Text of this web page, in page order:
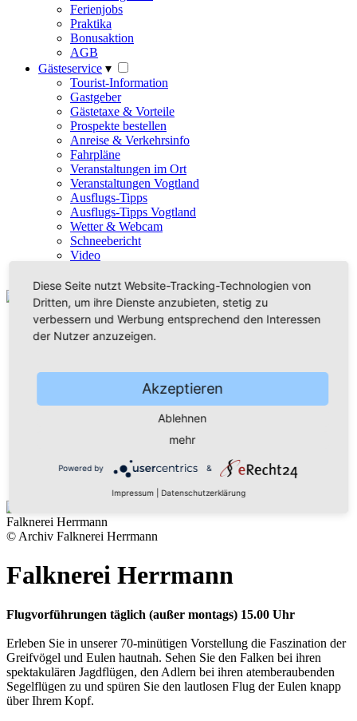
Ferienjobs
Praktika
Bonusaktion
AGB
Gästeservice ▾
Tourist-Information
Gastgeber
Gästetaxe & Vorteile
Prospekte bestellen
Anreise & Verkehrsinfo
Fahrpläne
Veranstaltungen im Ort
Veranstaltungen Vogtland
Ausflugs-Tipps
Ausflugs-Tipps Vogtland
Wetter & Webcam
Schneebericht
Video
Home
Wanderparadies
Wintersportzentrum
Bürger & Rathaus
Freizeit genial!
Falknerei Herrmann
© Archiv Falknerei Herrmann
Falknerei Herrmann
Flugvorführungen täglich (außer montags) 15.00 Uhr
Erleben Sie in unserer 70-minütigen Vorstellung die Faszination der
Greifvögel und Eulen hautnah. Sehen Sie den Falken bei ihren
spektakulären Jagdflügen, den Adlern bei ihren atemberaubenden
Segelflügen zu und spüren Sie den lautlosen Flug der Eulen knapp
über Ihrem Kopf.
Diese Seite nutzt Website-Tracking-Technologien von
Dritten, um ihre Dienste anzubieten, stetig zu
verbessern und Werbung entsprechend den Interessen
der Nutzer anzuzeigen.
Akzeptieren
Ablehnen
mehr
Powered by &
Impressum Datenschutzerklärung